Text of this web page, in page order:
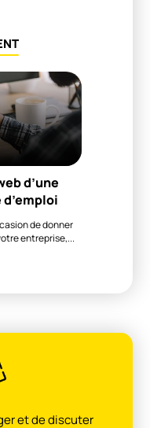
d’une
de donner
entreprise,...
et de discuter